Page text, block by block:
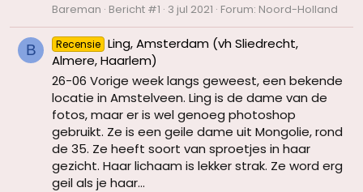
Bareman Bericht #1 3 jul 2021 Forum: Noord-Holland
B Recensie Ling, Amsterdam (vh Sliedrecht,
Almere, Haarlem)
26-06 Vorige week langs geweest, een bekende
locatie in Amstelveen. Ling is de dame van de
fotos, maar er is wel genoeg photoshop
gebruikt. Ze is een geile dame uit Mongolie, rond
de 35. Ze heeft soort van sproetjes in haar
gezicht. Haar lichaam is lekker strak. Ze word erg
geil als je haar...